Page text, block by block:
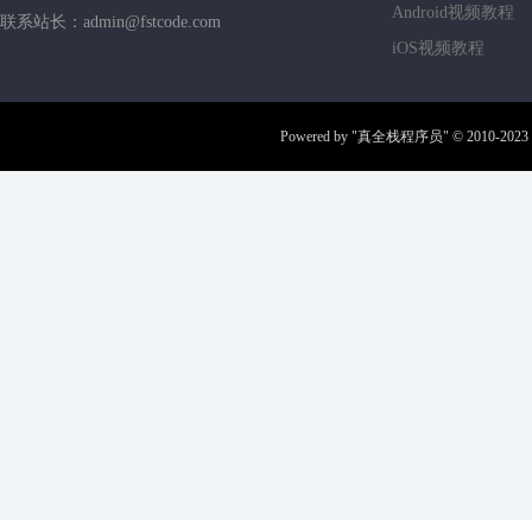
联系站长：admin@fstcode.com
Android视频教程
iOS视频教程
Powered by "真全栈程序员" © 2010-2023